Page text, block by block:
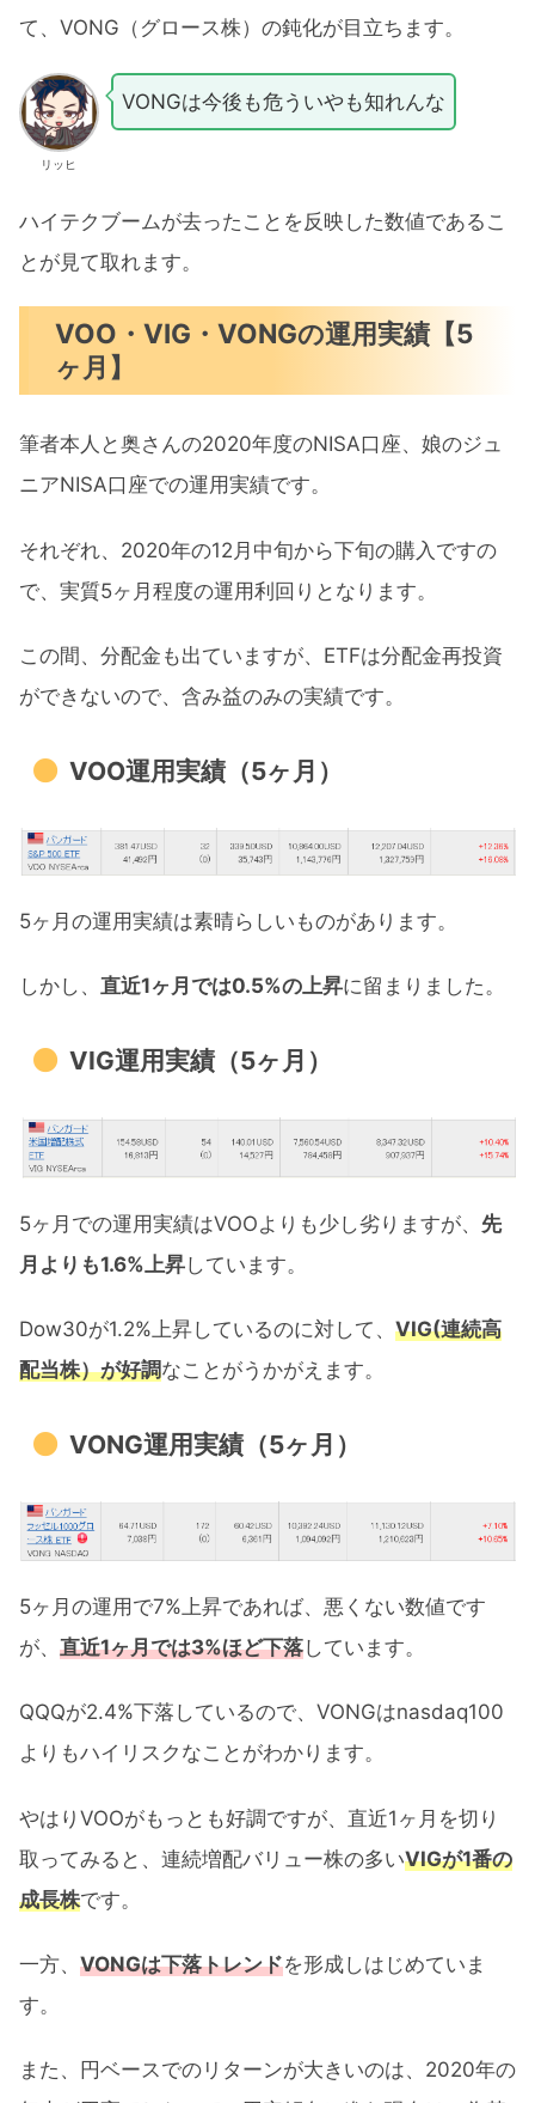
て、VONG（グロース株）の鈍化が目立ちます。
リッヒ
VONGは今後も危ういやも知れんな
ハイテクブームが去ったことを反映した数値であるこ
とが見て取れます。
VOO・VIG・VONGの運用実績【5
ヶ月】
筆者本人と奥さんの2020年度のNISA口座、娘のジュ
ニアNISA口座での運用実績です。
それぞれ、2020年の12月中旬から下旬の購入ですの
で、実質5ヶ月程度の運用利回りとなります。
この間、分配金も出ていますが、ETFは分配金再投資
ができないので、含み益のみの実績です。
VOO運用実績（5ヶ月）
5ヶ月の運用実績は素晴らしいものがあります。
しかし、 直近1ヶ月では0.5%の上昇に留まりました。
VIG運用実績（5ヶ月）
5ヶ月での運用実績はVOOよりも少し劣りますが、 先
月よりも1.6%上昇しています。
Dow30が1.2%上昇しているのに対して、 VIG(連続高
配当株）が好調なことがうかがえます。
VONG運用実績（5ヶ月）
5ヶ月の運用で7%上昇であれば、悪くない数値です
が、 直近1ヶ月では3%ほど下落しています。
QQQが2.4%下落しているので、VONGはnasdaq100
よりもハイリスクなことがわかります。
やはりVOOがもっとも好調ですが、直近1ヶ月を切り
取ってみると、連続増配バリュー株の多いVIGが1番の
成長株です。
一方、 VONGは下落トレンドを形成しはじめていま
す。
また、円ベースでのリターンが大きいのは、2020年の